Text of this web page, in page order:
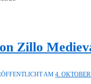
Zillo
AM 4.